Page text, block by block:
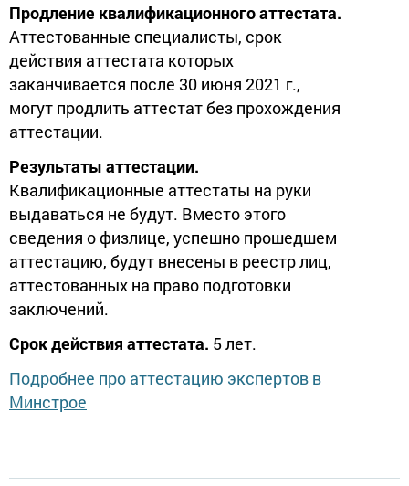
Продление квалификационного аттестата.
Аттестованные специалисты, срок
действия аттестата которых
заканчивается после 30 июня 2021 г.,
могут продлить аттестат без прохождения
аттестации.
Результаты аттестации.
Квалификационные аттестаты на руки
выдаваться не будут. Вместо этого
сведения о физлице, успешно прошедшем
аттестацию, будут внесены в реестр лиц,
аттестованных на право подготовки
заключений.
Срок действия аттестата. 5 лет.
Подробнее про аттестацию экспертов в
Минстрое